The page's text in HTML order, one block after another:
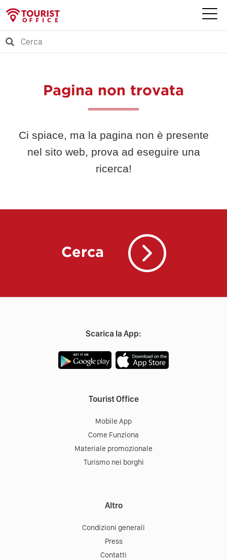
Pagina non trovata
Ci spiace, ma la pagina non è presente
nel sito web, prova ad eseguire una
ricerca!
Cerca
Scarica la App:
Tourist Office
Mobile App
Come Funziona
Materiale promozionale
Turismo nei borghi
Altro
Condizioni generali
Press
Contatti